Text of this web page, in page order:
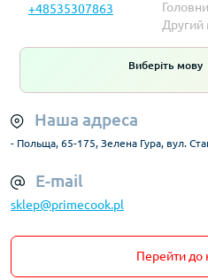
+48535307863
Другий
Виберіть мову
Наша адреса
- Польща, 65-175, Зелена Гура, вул.
E-mail
sklep@primecook.pl
Перейти до